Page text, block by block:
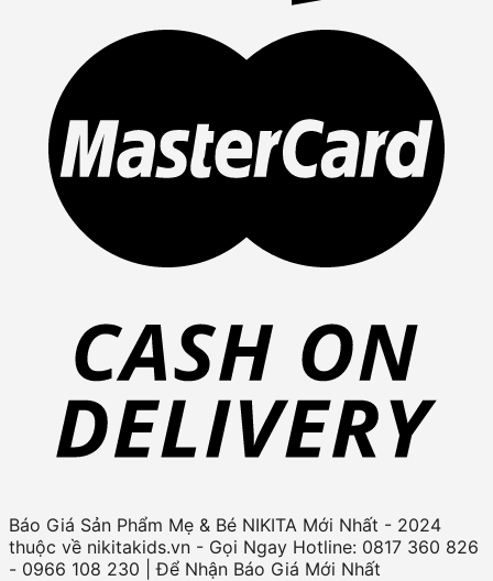
Báo Giá Sản Phẩm Mẹ & Bé NIKITA Mới Nhất - 2024
thuộc về nikitakids.vn - Gọi Ngay Hotline: 0817 360 826
- 0966 108 230 | Để Nhận Báo Giá Mới Nhất